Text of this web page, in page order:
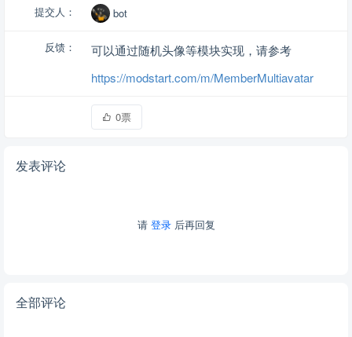
提交人： bot
反馈：
可以通过随机头像等模块实现，请参考
https://modstart.com/m/MemberMultiavatar
0票
发表评论
请 登录后再回复
全部评论